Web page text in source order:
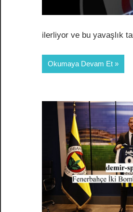
ilerliyor ve bu yavaşlık
Okumaya Devam Et